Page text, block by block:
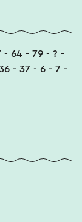
- 64 - 79 - ? -
- 37 - 6 - 7 -